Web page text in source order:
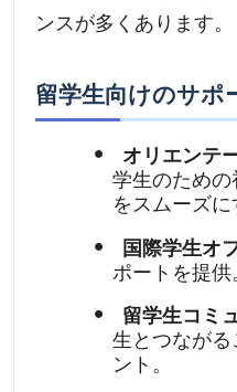
ンスが多くあります。
留学生向けのサポ
オリエンテ
学生のため
をスムーズに
国際学生オ
ポートを提供
留学生コミ
生とつなが
ント。